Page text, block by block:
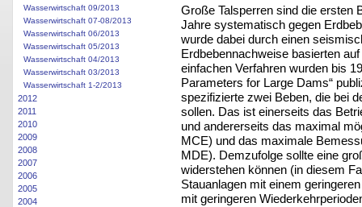
Wasserwirtschaft 09/2013
Wasserwirtschaft 07-08/2013
Wasserwirtschaft 06/2013
Wasserwirtschaft 05/2013
Wasserwirtschaft 04/2013
Wasserwirtschaft 03/2013
Wasserwirtschaft 1-2/2013
2012
2011
2010
2009
2008
2007
2006
2005
2004
Große Talsperren sind die ersten
Jahre systematisch gegen
wurde dabei durch einen
Erdbebennachweise basierten
einfachen Verfahren wurden bis
Parameters for Large Dams“
spezifizierte zwei Beben, die bei
sollen. Das ist einerseits das
und andererseits das maximal
MCE) und das maximale
MDE). Demzufolge sollte eine
widerstehen können (in diesem
Stauanlagen mit einem
mit geringeren